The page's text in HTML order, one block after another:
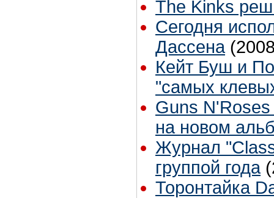
The Kinks
Сегодня
Дассена
Кейт Буш и
"самых
Guns N'Roses
на новом
Журнал
группой года
Торонтайка